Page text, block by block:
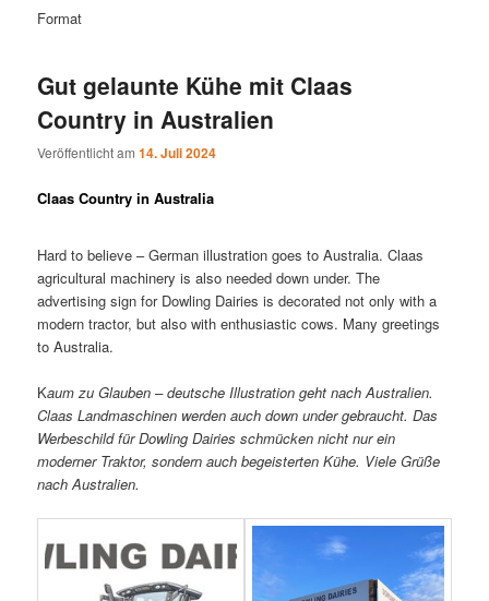
Format
Gut gelaunte Kühe mit Claas
Country in Australien
Veröffentlicht am14. Juli 2024
Claas Country in Australia
Hard to believe – German illustration goes to Australia. Claas
agricultural machinery is also needed down under. The
advertising sign for Dowling Dairies is decorated not only with a
modern tractor, but also with enthusiastic cows. Many greetings
to Australia.
Kaum zu Glauben – deutsche Illustration geht nach Australien.
Claas Landmaschinen werden auch down under gebraucht. Das
Werbeschild für Dowling Dairies schmücken nicht nur ein
moderner Traktor, sondern auch begeisterten Kühe. Viele Grüße
nach Australien.